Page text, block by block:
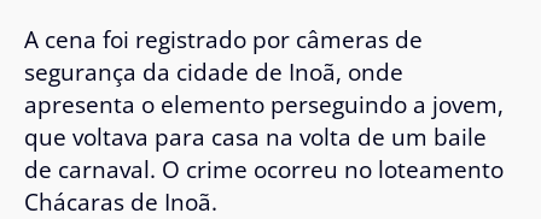
A cena foi registrado por câmeras de
segurança da cidade de Inoã, onde
apresenta o elemento perseguindo a jovem,
que voltava para casa na volta de um baile
de carnaval. O crime ocorreu no loteamento
Chácaras de Inoã.